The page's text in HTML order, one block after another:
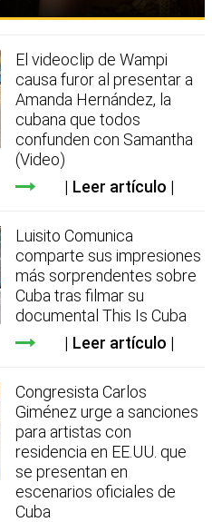
El videoclip de Wampi
causa furor al presentar a
Amanda Hernández, la
cubana que todos
confunden con Samantha
(Video)
Leer artículo
Luisito Comunica
comparte sus impresiones
más sorprendentes sobre
Cuba tras filmar su
documental This Is Cuba
Leer artículo
Congresista Carlos
Giménez urge a sanciones
para artistas con
residencia en EE.UU. que
se presentan en
escenarios oficiales de
Cuba